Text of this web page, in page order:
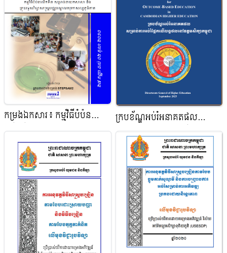
កម្រងឯកសារ៖​ កម្មវិធីបំប៉ន
លើកទី៣ សម្រាប់នាយកសាលា
និង គ្រូឧទ្ទេសវិទ្យាសាស្ត្រ
មជ្ឈមណ្ឌលគរុកោសល្យភូមិភាគ
ក្របខ័ណ្ឌអប់រំអនាគតផល
សម្រាប់ការអប់រំផ្អែកលើលទ្ធផល
នៅឧត្តមសិក្សា
កម្ពុជា(FUTUREFIT
EDUCATIONAL
FRAMEWORK for
OUTCOME-BASED
EDUCATION in
CAMBODIAN HIGHER
EDUCATION)